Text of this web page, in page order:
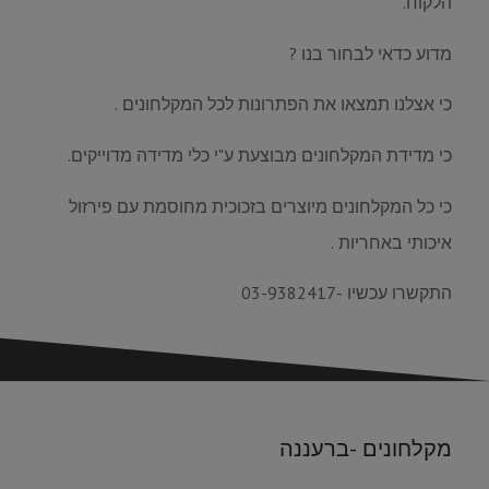
מדוע כדאי לבחור בנו ?
כי אצלנו תמצאו את הפתרונות לכל המקלחונים .
כי מדידת המקלחונים מבוצעת ע"י כלי מדידה מדוייקים.
כי כל המקלחונים מיוצרים בזכוכית מחוסמת עם פירזול
איכותי באחריות .
התקשרו עכשיו -03-9382417
מקלחונים -ברעננה